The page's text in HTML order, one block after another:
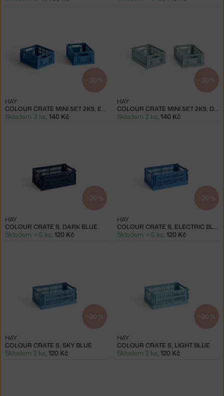
−20 %
COLOUR CRATE MINI SET 2KS, ELECTRIC BLUE
HAY
Skladem 3 ks 140 Kč
−20 %
COLOUR CRATE MINI SET 2KS, DUSTY BLUE
HAY
Skladem 2 ks 140 Kč
−20 %
COLOUR CRATE S, DARK BLUE
HAY
Skladem > 5 ks, 120 Kč
−20 %
COLOUR CRATE S, ELECTRIC BLUE
HAY
Skladem > 5 ks, 120 Kč
−20 %
COLOUR CRATE S, SKY BLUE
HAY
Skladem 2 ks, 120 Kč
−20 %
COLOUR CRATE S, LIGHT BLUE
HAY
Skladem 2 ks, 120 Kč